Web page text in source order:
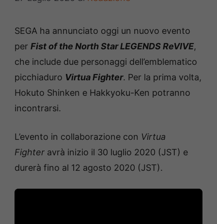
SEGA ha annunciato oggi un nuovo evento
per Fist of the North Star LEGENDS ReVIVE,
che include due personaggi dell’emblematico
picchiaduro Virtua Fighter. Per la prima volta,
Hokuto Shinken e Hakkyoku-Ken potranno
incontrarsi.
L’evento in collaborazione con Virtua
Fighter avrà inizio il 30 luglio 2020 (JST) e
durerà fino al 12 agosto 2020 (JST).